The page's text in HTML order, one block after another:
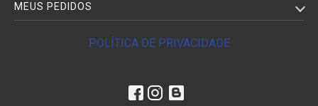
MEUS PEDIDOS
POLÍTICA DE PRIVACIDADE